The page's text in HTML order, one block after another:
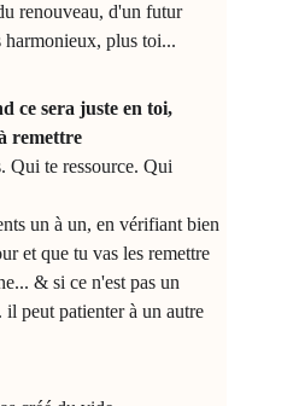
renouveau, d'un futur
plus toi...
ce sera juste en toi,
remettre
Qui te ressource. Qui
un à un, en vérifiant bien
et que tu vas les remettre
& si ce n'est pas un
peut patienter à un autre